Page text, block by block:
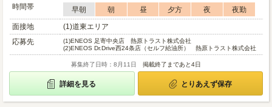
時間帯 早朝 朝 昼 夕方 夜
夜勤
面接地
(1)道東エリア
応募先
(1)ENEOS 足寄中央店 熱原トラスト株式会社
(2)ENEOS Dr.Drive西24条店（セルフ給油所） 熱原トラスト株式会社
募集終了日時：8月11日 掲載終了まであと4日
詳細を見る とりあえず保存